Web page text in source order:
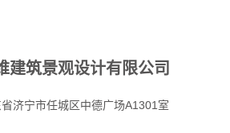
建筑景观设计有限公司
济宁市任城区中德广场A1301室